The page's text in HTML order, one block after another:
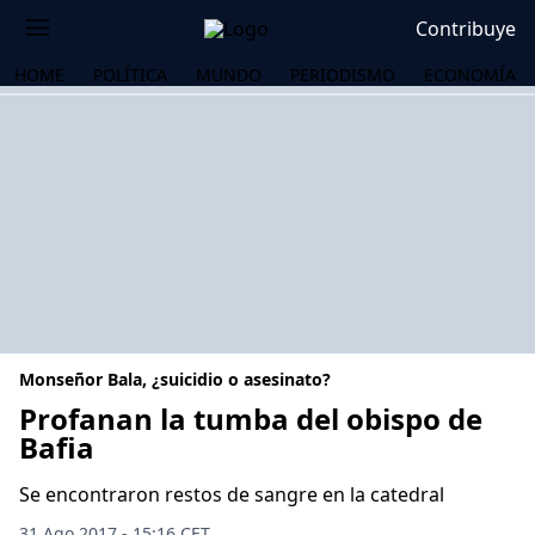
Contribuye
HOME POLÍTICA MUNDO PERIODISMO ECONOMÍA
Monseñor Bala, ¿suicidio o asesinato?
Profanan la tumba del obispo de
Bafia
Se encontraron restos de sangre en la catedral